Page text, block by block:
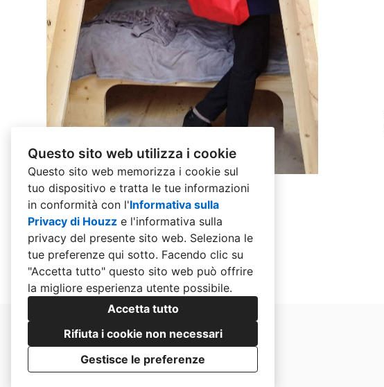
Questo sito web utilizza i cookie
Questo sito web memorizza i cookie sul
tuo dispositivo e tratta le tue informazioni
in conformità con l'Informativa sulla
Privacy di Houzz e l'informativa sulla
privacy del presente sito web. Seleziona le
tue preferenze qui sotto. Facendo clic su
"Accetta tutto" questo sito web può offrire
la migliore esperienza utente possibile.
Accetta tutto
Rifiuta i cookie non necessari
Gestisce le preferenze